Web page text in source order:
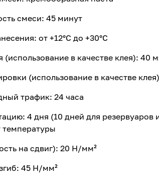
смеси: 45 минут
от +12°C до +30°C
(использование в качестве клея): 40
(использование в качестве
трафик: 24 часа
4 дня (10 дней для
температуры
на сдвиг): 20 Н/мм²
45 Н/мм²